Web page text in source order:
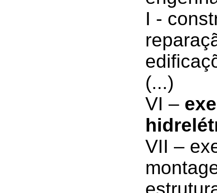
I -
(...)
VI –
VII –